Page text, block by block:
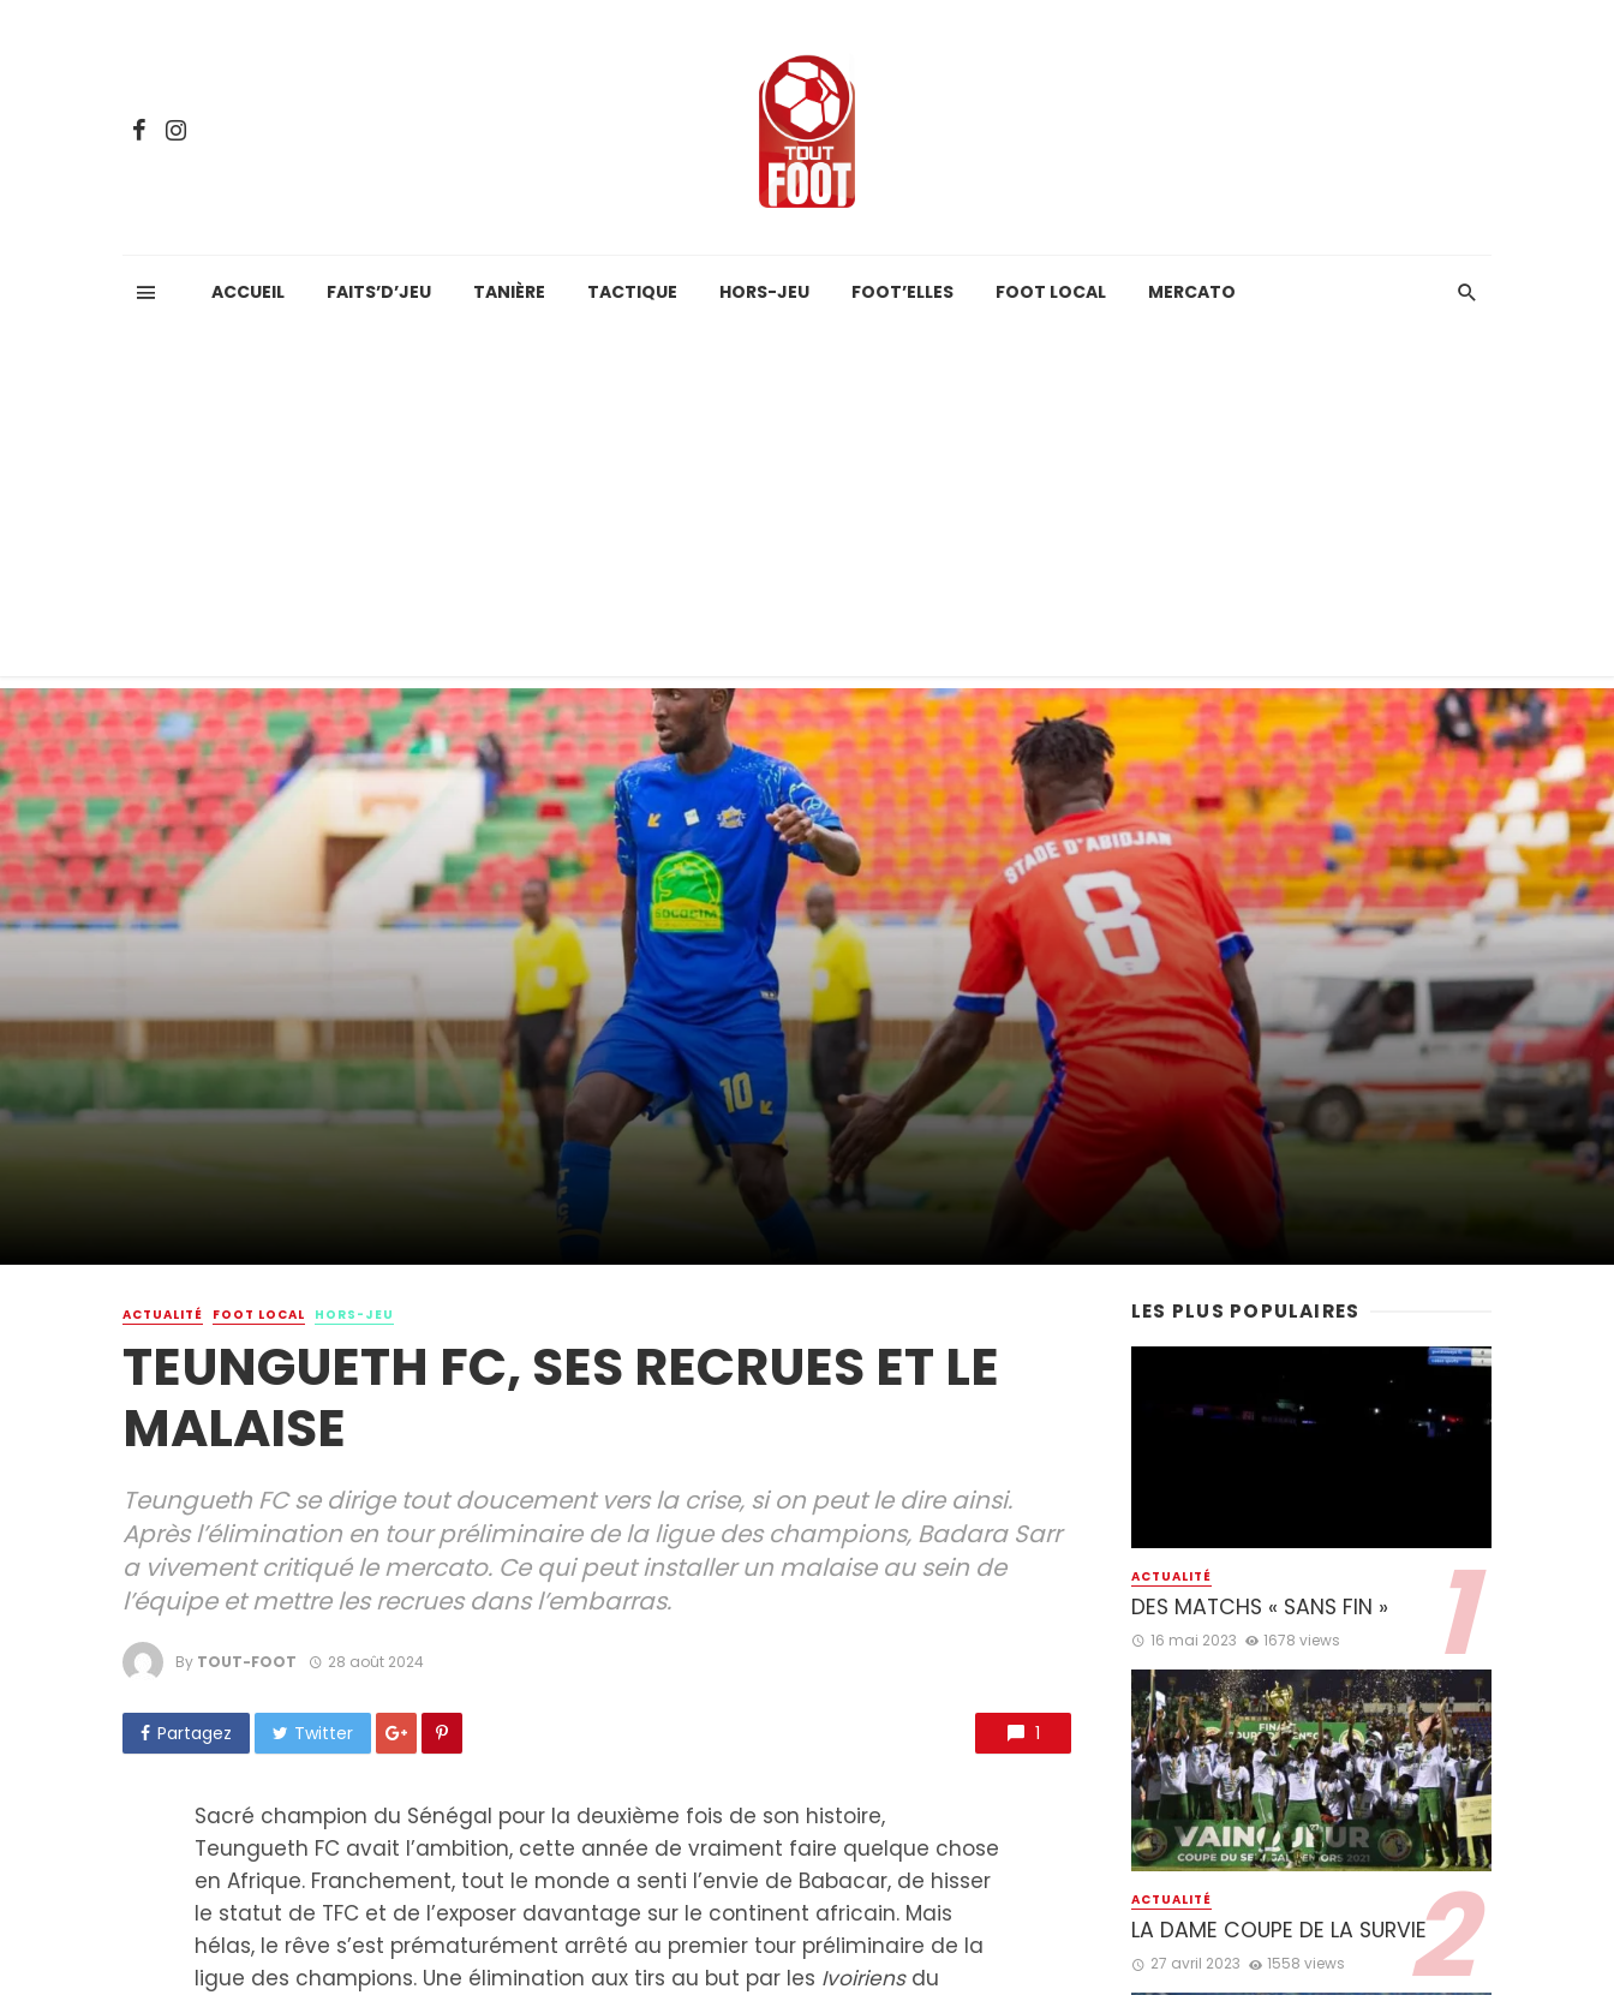
ACCUEIL FAITS’D’JEU TANIÈRE TACTIQUE HORS-JEU FOOT’ELLES FOOT LOCAL MERCATO
ACTUALITÉ FOOT LOCAL HORS-JEU
TEUNGUETH FC, SES RECRUES ET LE
MALAISE
Teungueth FC se dirige tout doucement vers la crise, si on peut le dire ainsi.
Après l’élimination en tour préliminaire de la ligue des champions, Badara Sarr
a vivement critiqué le mercato. Ce qui peut installer un malaise au sein de
l’équipe et mettre les recrues dans l’embarras.
By TOUT-FOOT 28 août 2024
Partagez Twitter 1
Sacré champion du Sénégal pour la deuxième fois de son histoire,
Teungueth FC avait l’ambition, cette année de vraiment faire quelque chose
en Afrique. Franchement, tout le monde a senti l’envie de Babacar, de hisser
le statut de TFC et de l’exposer davantage sur le continent africain. Mais
hélas, le rêve s’est prématurément arrêté au premier tour préliminaire de la
ligue des champions. Une élimination aux tirs au but par les Ivoiriens du
LES PLUS POPULAIRES
ACTUALITÉ
DES MATCHS « SANS FIN »
16 mai 2023 1678 views
ACTUALITÉ
LA DAME COUPE DE LA SURVIE
27 avril 2023 1558 views